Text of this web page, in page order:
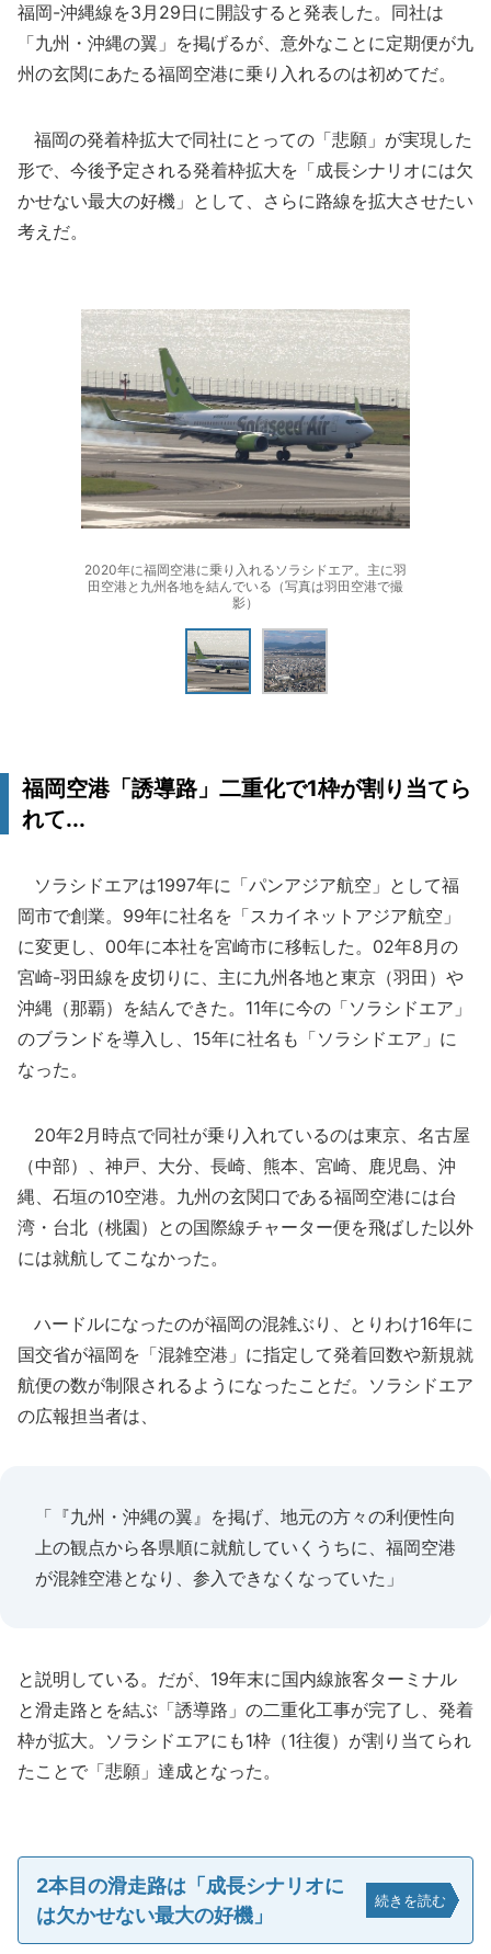
福岡-沖縄線を3月29日に開設すると発表した。同社は
「九州・沖縄の翼」を掲げるが、意外なことに定期便が九
州の玄関にあたる福岡空港に乗り入れるのは初めてだ。
福岡の発着枠拡大で同社にとっての「悲願」が実現した
形で、今後予定される発着枠拡大を「成長シナリオには欠
かせない最大の好機」として、さらに路線を拡大させたい
考えだ。
2020年に福岡空港に乗り入れるソラシドエア。主に羽
田空港と九州各地を結んでいる（写真は羽田空港で撮
影）
福岡空港「誘導路」二重化で1枠が割り当てら
れて...
ソラシドエアは1997年に「パンアジア航空」として福
岡市で創業。99年に社名を「スカイネットアジア航空」
に変更し、00年に本社を宮崎市に移転した。02年8月の
宮崎-羽田線を皮切りに、主に九州各地と東京（羽田）や
沖縄（那覇）を結んできた。11年に今の「ソラシドエア」
のブランドを導入し、15年に社名も「ソラシドエア」に
なった。
20年2月時点で同社が乗り入れているのは東京、名古屋
（中部）、神戸、大分、長崎、熊本、宮崎、鹿児島、沖
縄、石垣の10空港。九州の玄関口である福岡空港には台
湾・台北（桃園）との国際線チャーター便を飛ばした以外
には就航してこなかった。
ハードルになったのが福岡の混雑ぶり、とりわけ16年に
国交省が福岡を「混雑空港」に指定して発着回数や新規就
航便の数が制限されるようになったことだ。ソラシドエア
の広報担当者は、
「『九州・沖縄の翼』を掲げ、地元の方々の利便性向
上の観点から各県順に就航していくうちに、福岡空港
が混雑空港となり、参入できなくなっていた」
と説明している。だが、19年末に国内線旅客ターミナル
と滑走路とを結ぶ「誘導路」の二重化工事が完了し、発着
枠が拡大。ソラシドエアにも1枠（1往復）が割り当てられ
たことで「悲願」達成となった。
2本目の滑走路は「成長シナリオに
は欠かせない最大の好機」
続きを読む